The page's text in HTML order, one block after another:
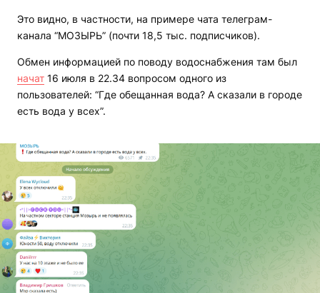
Это видно, в частности, на примере чата телеграм-
канала “МОЗЫРЬ” (почти 18,5 тыс. подписчиков).
Обмен информацией по поводу водоснабжения там был
начат 16 июля в 22.34 вопросом одного из
пользователей: “Где обещанная вода? А сказали в городе
есть вода у всех”.